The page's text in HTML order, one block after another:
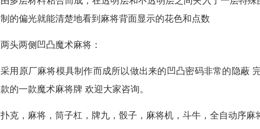
制的偏光就能清楚地看到麻将背面显示的花色和点数
两头两侧凹凸魔术麻将：
采用原厂麻将模具制作而成所以做出来的凹凸密码非常的隐蔽
款的一款魔术麻将牌 欢迎大家咨询。
扑克，麻将，筒子杠，牌九，骰子，麻将机，斗牛，全自动序麻